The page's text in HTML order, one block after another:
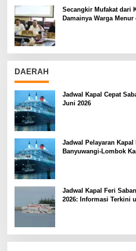
Secangkir Mufakat dari
Damainya Warga
DAERAH
Jadwal Kapal Cepat
Juni 2026
Jadwal Pelayaran Kapal
Banyuwangi-Lombok
Jadwal Kapal Feri
2026: Informasi Terkini